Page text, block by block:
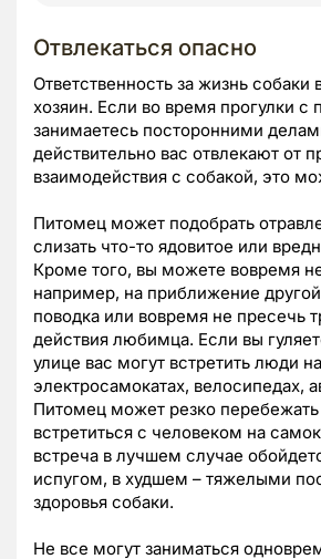
Отвлекаться опасно
Ответственность за жизнь собаки
хозяин. Если во время прогулки с
занимаетесь посторонними
действительно вас отвлекают от
взаимодействия с собакой, это
Питомец может подобрать
слизать что-то ядовитое или
Кроме того, вы можете вовремя
например, на приближение
поводка или вовремя не пресечь
действия любимца. Если вы
улице вас могут встретить люди на
электросамокатах, велосипедах,
Питомец может резко перебежать
встретиться с человеком на
встреча в лучшем случае
испугом, в худшем – тяжелыми
здоровья собаки.
Не все могут заниматься